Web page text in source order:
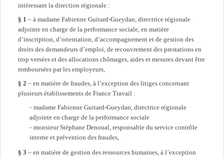
intéressant la direction régionale :
§ 1 – à madame Fabienne Guitard-Gueydan, directrice régionale
adjointe en charge de la performance sociale, en matière
d’inscription, d’orientation, d’accompagnement et de gestion des
droits des demandeurs d’emploi, de recouvrement des prestations en
trop versées et des allocations chômages, aides et mesures devant être
remboursées par les employeurs,
§ 2 – en matière de fraudes, à l’exception des litiges concernant
plusieurs établissements de France Travail :
madame Fabienne Guitard-Gueydan, directrice régionale
adjointe en charge de la performance sociale
monsieur Stéphane Denoual, responsable du service contrôle
interne et prévention des fraudes,
§ 3 – en matière de gestion des ressources humaines, à l’exception